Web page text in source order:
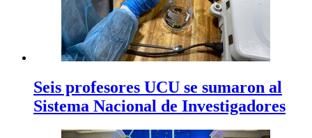
Seis profesores UCU se sumaron al
Sistema Nacional de Investigadores